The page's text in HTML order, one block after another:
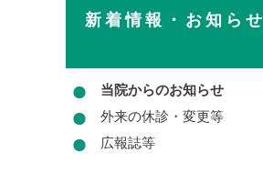
新着情報・お知らせ
当院からのお知らせ
外来の休診・変更等
広報誌等